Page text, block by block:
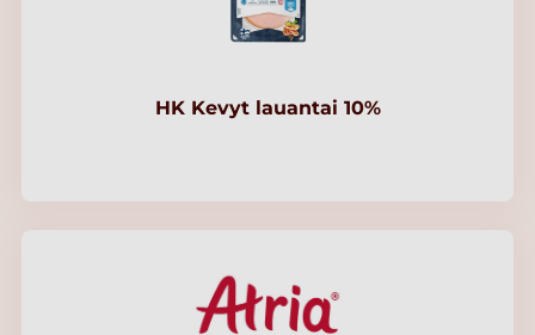
HK Kevyt lauantai 10%